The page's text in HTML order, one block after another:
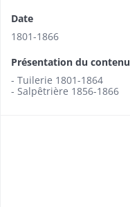
Date
1801-1866
Présentation du contenu
- Tuilerie 1801-1864
- Salpêtrière 1856-1866